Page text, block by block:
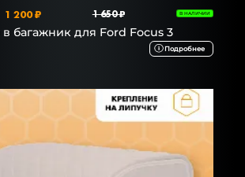
1 200 ₽ 1 650 ₽ В НАЛИЧИИ
багажник для Ford Focus 3
Подробнее